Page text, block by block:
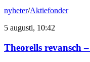
nyheter/Aktiefonder
5 augusti, 10:42
Theorells revansch